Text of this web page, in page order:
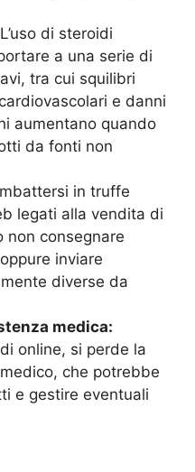
L’uso di steroidi
a una serie di
tra cui squilibri
e danni
aumentano quando
da fonti non
in truffe
legati alla vendita di
non consegnare
inviare
diverse da
medica:
online, si perde la
che potrebbe
e gestire eventuali